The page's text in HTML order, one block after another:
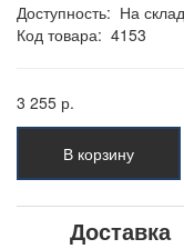
Доступность: На
Код товара: 4153
3 255 р.
В корзину
Доставка